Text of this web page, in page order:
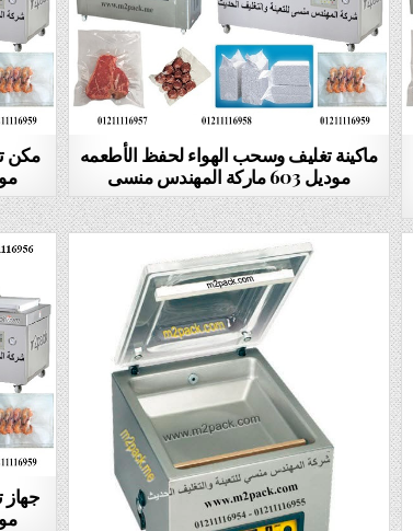
مكن
موديل
ماكينة تغليف وسحب الهواء لحفظ الأطعمه
موديل 603 ماركة المهندس منسى
موديل